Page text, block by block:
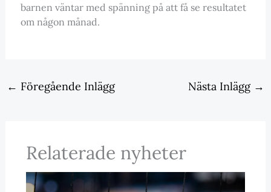
barnen väntar med spänning på att få se resultatet
om någon månad.
← Föregående Inlägg Nästa Inlägg →
Relaterade nyheter